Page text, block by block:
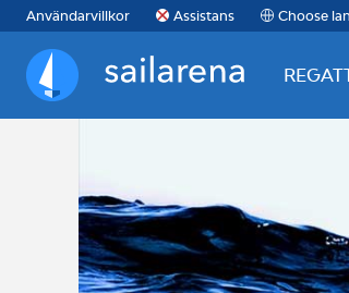
Användarvillkor Assistans Choose
Sailarena